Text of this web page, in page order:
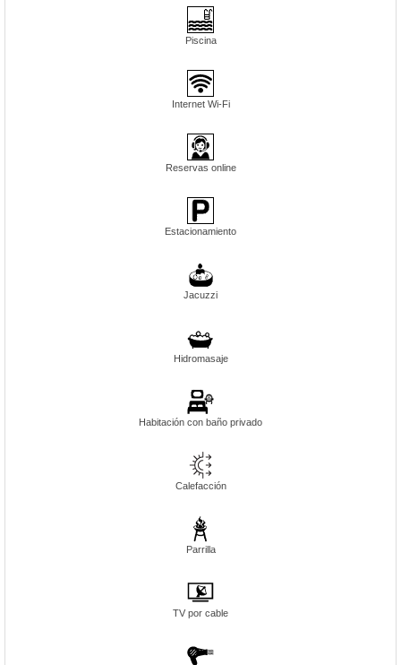
Piscina
Internet Wi-Fi
Reservas online
Estacionamiento
Jacuzzi
Hidromasaje
Habitación con baño privado
Calefacción
Parrilla
TV por cable